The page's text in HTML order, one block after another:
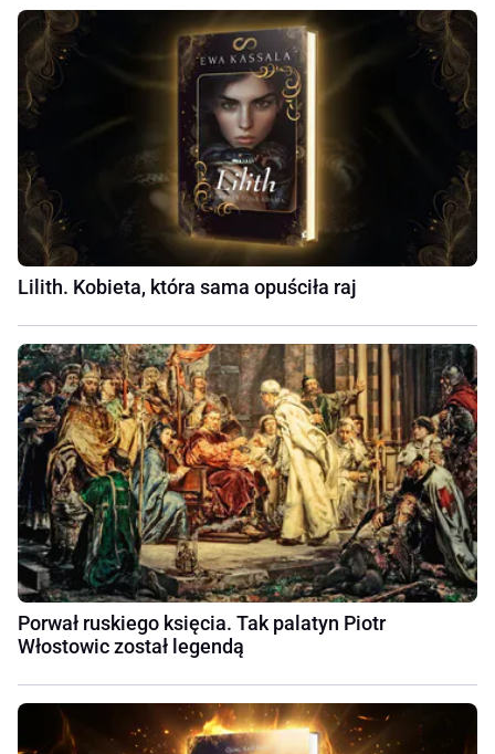
Lilith. Kobieta, która sama opuściła raj
Porwał ruskiego księcia. Tak palatyn Piotr
Włostowic został legendą